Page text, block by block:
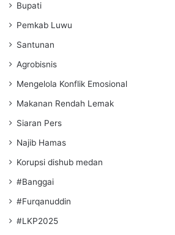
Bupati
Pemkab Luwu
Santunan
Agrobisnis
Mengelola Konflik Emosional
Makanan Rendah Lemak
Siaran Pers
Najib Hamas
Korupsi dishub medan
#Banggai
#Furqanuddin
#LKP2025